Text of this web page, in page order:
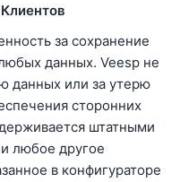
за сохранение
данных. Veesp не
данных или за утерю
сторонних
штатными
любое другое
в конфигураторе